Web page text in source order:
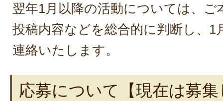
翌年1月以降の活動については、ご
投稿内容などを総合的に判断し、1
連絡いたします。
応募について【現在は募